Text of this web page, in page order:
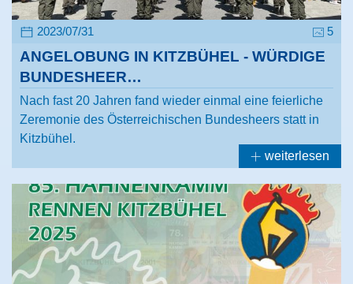
2023/07/31 5
ANGELOBUNG IN KITZBÜHEL - WÜRDIGE
BUNDESHEER…
Nach fast 20 Jahren fand wieder einmal eine feierliche
Zeremonie des Österreichischen Bundesheers statt in
Kitzbühel.
weiterlesen